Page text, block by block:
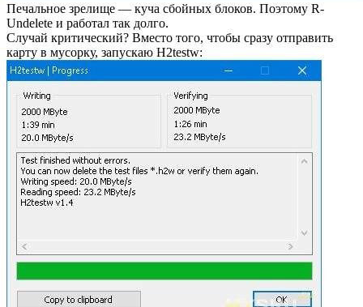
Печальное зрелище — куча сбойных блоков. Поэтому R-
Undelete и работал так долго.
Случай критический? Вместо того, чтобы сразу отправить
карту в мусорку, запускаю H2testw: